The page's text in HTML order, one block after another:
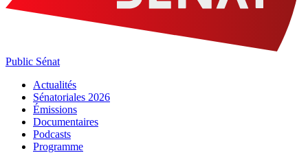
Public Sénat
Actualités
Sénatoriales 2026
Émissions
Documentaires
Podcasts
Programme